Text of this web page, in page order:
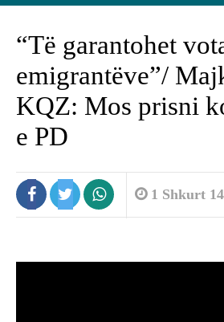
“Të garantohet
emigrantëve”/
KQZ: Mos prisni
e PD
1 Shkurt